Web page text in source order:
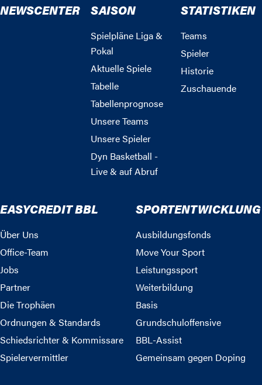
NEWSCENTER SAISON
Spielpläne Liga &
Pokal
Aktuelle Spiele
Tabelle
Tabellenprognose
Unsere Teams
Unsere Spieler
Dyn Basketball -
Live & auf Abruf
STATISTIKEN
Teams
Spieler
Historie
Zuschauende
EASYCREDIT BBL
Über Uns
Office-Team
Jobs
Partner
Die Trophäen
Ordnungen & Standards
Schiedsrichter & Kommissare
Spielervermittler
SPORTENTWICKLUNG
Ausbildungsfonds
Move Your Sport
Leistungssport
Weiterbildung
Basis
Grundschuloffensive
BBL-Assist
Gemeinsam gegen Doping